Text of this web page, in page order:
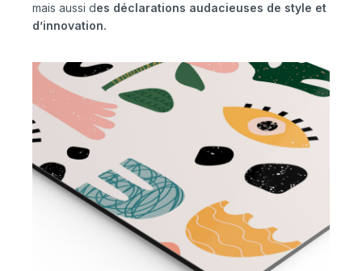
mais aussi des déclarations audacieuses de style et
d’innovation.